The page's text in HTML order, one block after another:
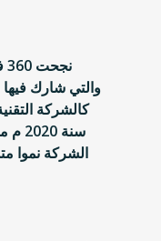
والتي شارك
كالشركة
سنة 2020 م من قِبل (
الشركة نموا